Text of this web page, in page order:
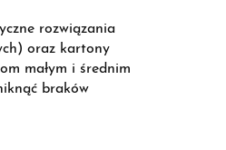
rozwiązania
oraz kartony
małym i średnim
braków